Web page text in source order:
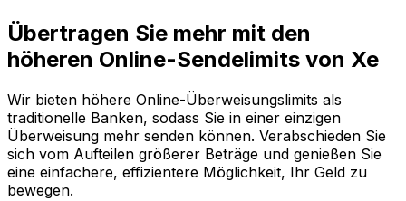
Übertragen Sie mehr mit den
höheren Online-Sendelimits von Xe
Wir bieten höhere Online-Überweisungslimits als
traditionelle Banken, sodass Sie in einer einzigen
Überweisung mehr senden können. Verabschieden Sie
sich vom Aufteilen größerer Beträge und genießen Sie
eine einfachere, effizientere Möglichkeit, Ihr Geld zu
bewegen.